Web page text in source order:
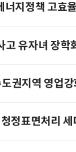
지정책 고효
고 유자녀 장학
권지역 영업강
정표면처리 세